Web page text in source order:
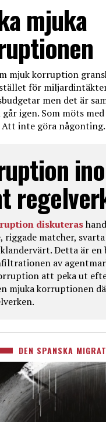
mjuka
mjuk korruption
för
men det är
igen. Som möts
inte göra någonting.
diskuteras
riggade matcher,
Detta är
av
att peka ut
mjuka korruptionen
DEN SPANSKA